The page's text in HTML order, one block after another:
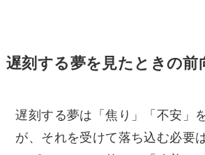
遅刻する夢を見たときの前
遅刻する夢は「焦り」「不安」
が、それを受けて落ち込む必要